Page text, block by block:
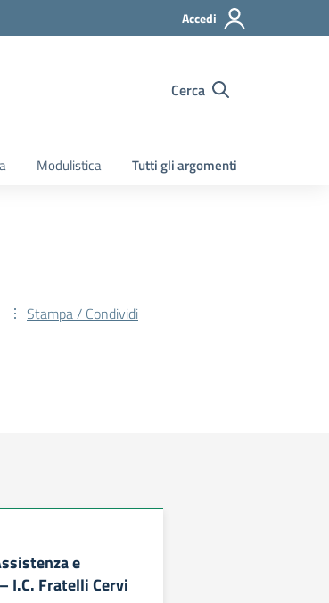
Accedi
Cerca
Modulistica Tutti gli argomenti
Stampa / Condividi
e
I.C. Fratelli Cervi